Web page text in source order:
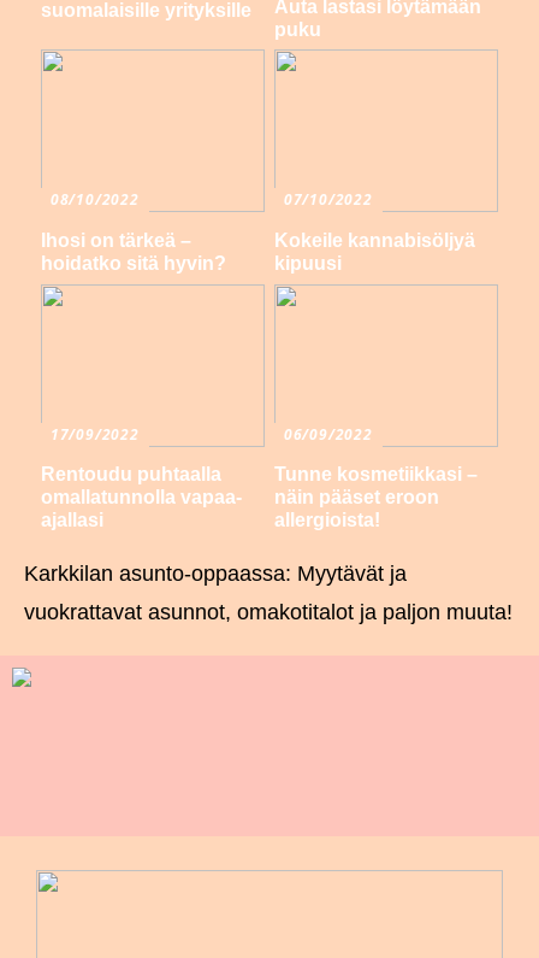
suomalaisille yrityksille
Auta lastasi löytämään
puku
08/10/2022
Ihosi on tärkeä –
hoidatko sitä hyvin?
07/10/2022
Kokeile kannabisöljyä
kipuusi
17/09/2022
Rentoudu puhtaalla
omallatunnolla vapaa-
ajallasi
06/09/2022
Tunne kosmetiikkasi –
näin pääset eroon
allergioista!
Karkkilan asunto-oppaassa: Myytävät ja
vuokrattavat asunnot, omakotitalot ja paljon muuta!